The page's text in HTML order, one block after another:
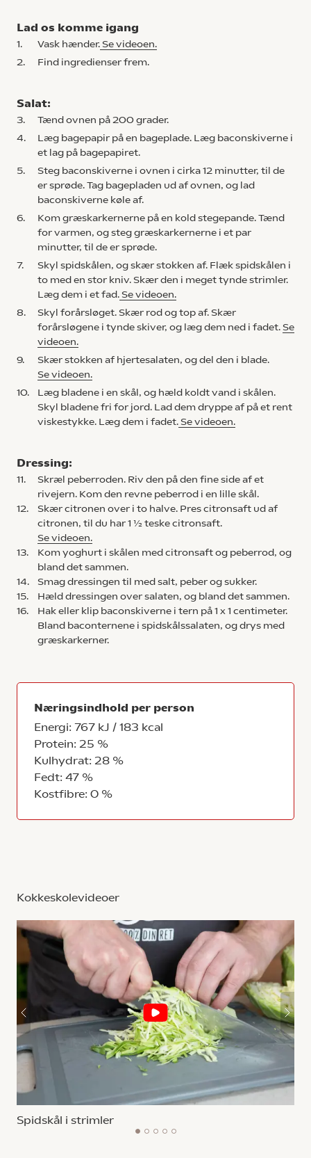
Lad os komme igang
1. Vask hænder. Se videoen.
2.
Find ingredienser frem.
Salat:
3.
Tænd ovnen på 200 grader.
4.
Læg bagepapir på en bageplade. Læg baconskiverne i
et lag på bagepapiret.
5.
Steg baconskiverne i ovnen i cirka 12 minutter, til de
er sprøde. Tag bagepladen ud af ovnen, og lad
baconskiverne køle af.
6.
Kom græskarkernerne på en kold stegepande. Tænd
for varmen, og steg græskarkernerne i et par
minutter, til de er sprøde.
7.
Skyl spidskålen, og skær stokken af. Flæk spidskålen i
to med en stor kniv. Skær den i meget tynde strimler.
Læg dem i et fad. Se videoen.
8.
Skyl forårsløget. Skær rod og top af. Skær
forårsløgene i tynde skiver, og læg dem ned i fadet. Se
videoen.
9.
Skær stokken af hjertesalaten, og del den i blade.
Se videoen.
10.
Læg bladene i en skål, og hæld koldt vand i skålen.
Skyl bladene fri for jord. Lad dem dryppe af på et rent
viskestykke. Læg dem i fadet. Se videoen.
Dressing:
11.
Skræl peberroden. Riv den på den fine side af et
rivejern. Kom den revne peberrod i en lille skål.
12.
Skær citronen over i to halve. Pres citronsaft ud af
citronen, til du har 1 ½ teske citronsaft.
Se videoen.
13.
Kom yoghurt i skålen med citronsaft og peberrod, og
bland det sammen.
14.
Smag dressingen til med salt, peber og sukker.
15.
Hæld dressingen over salaten, og bland det sammen.
16.
Hak eller klip baconskiverne i tern på 1 x 1 centimeter.
Bland baconternene i spidskålssalaten, og drys med
græskarkerner.
Næringsindhold per person
Energi: 767 kJ / 183 kcal
Protein: 25 %
Kulhydrat: 28 %
Fedt: 47 %
Kostfibre: 0 %
Kokkeskolevideoer
Spidskål i strimler
1 2 3 4 5